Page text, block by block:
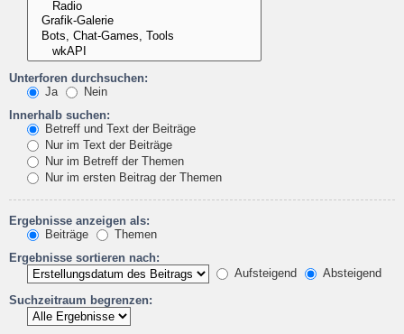
Unterforen durchsuchen:
Ja
Nein
Innerhalb suchen:
Betreff und Text der Beiträge
Nur im Text der Beiträge
Nur im Betreff der Themen
Nur im ersten Beitrag der Themen
Ergebnisse anzeigen als:
Beiträge
Themen
Ergebnisse sortieren nach:
Aufsteigend
Absteigend
Suchzeitraum begrenzen: